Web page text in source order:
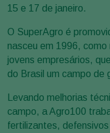
15 e 17 de janeiro.
O SuperAgro é
nasceu em 1996,
jovens empresários,
do Brasil um campo de
Levando melhorias
campo, a Agro100
fertilizantes,